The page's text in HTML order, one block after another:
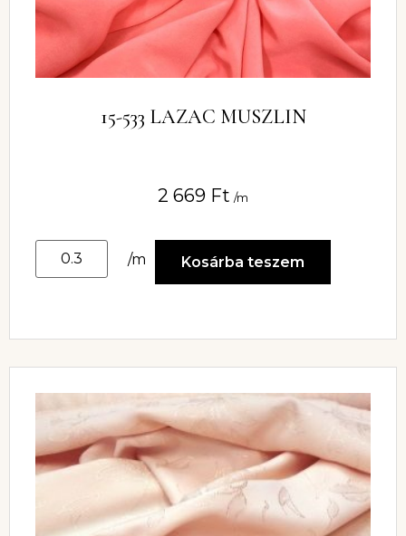
15-533 LAZAC MUSZLIN
2 669 Ft /m
/m Kosárba teszem